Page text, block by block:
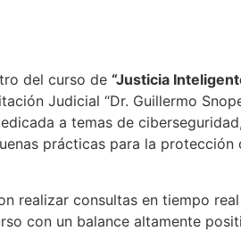
del curso de “Justicia
Judicial “Dr. Guillermo
a temas de ciberseguridad,
prácticas para la protección
realizar consultas en tiempo
con un balance altamente